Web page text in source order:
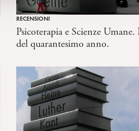
RECENSIONI
Psicoterapia e Scienze
del quarantesimo anno.